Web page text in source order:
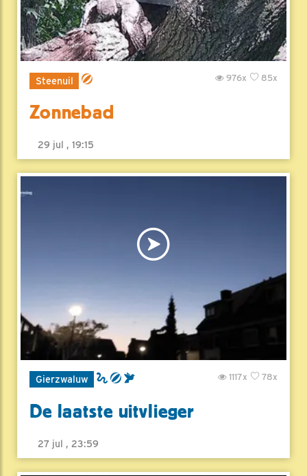
Steenuil 85x
976x
Zonnebad
29 jul , 19:15
Gierzwaluw 78x
1117x
De laatste uitvlieger
27 jul , 23:59